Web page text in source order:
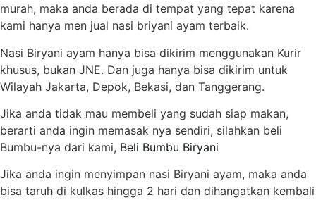
murah, maka anda berada di tempat yang tepat karena
kami hanya men jual nasi briyani ayam terbaik.
Nasi Biryani ayam hanya bisa dikirim menggunakan Kurir
khusus, bukan JNE. Dan juga hanya bisa dikirim untuk
Wilayah Jakarta, Depok, Bekasi, dan Tanggerang.
Jika anda tidak mau membeli yang sudah siap makan,
berarti anda ingin memasak nya sendiri, silahkan beli
Bumbu-nya dari kami, Beli Bumbu Biryani
Jika anda ingin menyimpan nasi Biryani ayam, maka anda
bisa taruh di kulkas hingga 2 hari dan dihangatkan kembali